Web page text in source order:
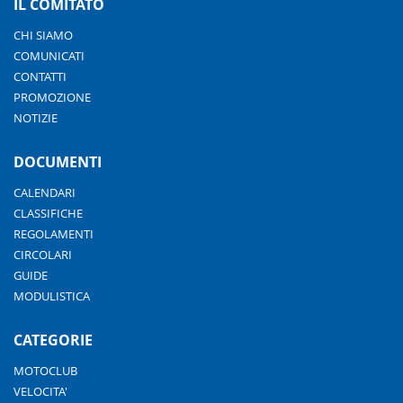
IL COMITATO
CHI SIAMO
COMUNICATI
CONTATTI
PROMOZIONE
NOTIZIE
DOCUMENTI
CALENDARI
CLASSIFICHE
REGOLAMENTI
CIRCOLARI
GUIDE
MODULISTICA
CATEGORIE
MOTOCLUB
VELOCITA'